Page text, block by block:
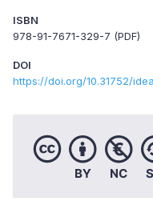
ISBN
978-91-7671-329-7 (PDF)
DOI
https://doi.org/10.31752/